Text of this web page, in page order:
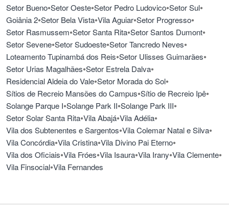
Setor Bueno•Setor Oeste•Setor Pedro Ludovico•Setor Sul•
Goiânia 2•Setor Bela Vista•Vila Aguiar•Setor Progresso•
Setor Rasmussem•Setor Santa Rita•Setor Santos Dumont•
Setor Sevene•Setor Sudoeste•Setor Tancredo Neves•
Loteamento Tupinambá dos Reis•Setor Ulisses Guimarães•
Setor Urias Magalhães•Setor Estrela Dalva•
Residencial Aldeia do Vale•Setor Morada do Sol•
Sítios de Recreio Mansões do Campus•Sítio de Recreio Ipê•
Solange Parque I•Solange Park II•Solange Park III•
Setor Solar Santa Rita•Vila Abajá•Vila Adélia•
Vila dos Subtenentes e Sargentos•Vila Colemar Natal e Silva•
Vila Concórdia•Vila Cristina•Vila Divino Pai Eterno•
Vila dos Oficiais•Vila Fróes•Vila Isaura•Vila Irany•Vila Clemente•
Vila Finsocial•Vila Fernandes